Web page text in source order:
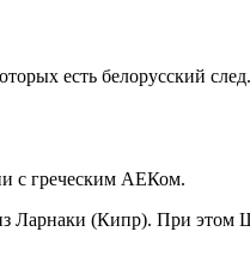
есть белорусский след.
с греческим АЕКом.
Ларнаки (Кипр). При этом